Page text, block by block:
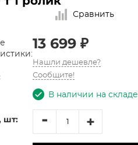
Сравнить
шт:
13 699 ₽
Нашли дешевле?
Сообщите!
В наличии на складе
- +